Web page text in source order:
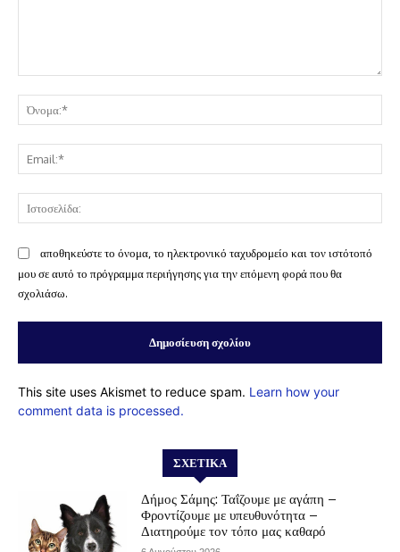
αποθηκεύστε το όνομα, το ηλεκτρονικό ταχυδρομείο και τον ιστότοπό
μου σε αυτό το πρόγραμμα περιήγησης για την επόμενη φορά που θα
σχολιάσω.
This site uses Akismet to reduce spam. Learn how your
comment data is processed.
ΣΧΕΤΙΚΆ
Δήμος Σάμης: Ταΐζουμε με αγάπη –
Φροντίζουμε με υπευθυνότητα –
Διατηρούμε τον τόπο μας καθαρό